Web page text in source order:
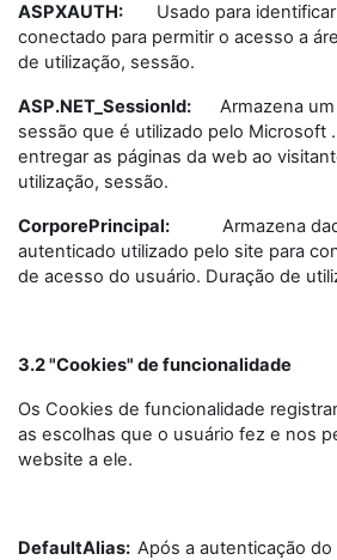
ASPXAUTH: Usado para identificar
conectado para permitir o acesso a
de utilização, sessão.
ASP.NET_SessionId: Armazena um
sessão que é utilizado pelo Microsoft
entregar as páginas da web ao
utilização, sessão.
CorporePrincipal: Armazena
autenticado utilizado pelo site para
de acesso do usuário. Duração de
3.2 "Cookies" de funcionalidade
Os Cookies de funcionalidade
as escolhas que o usuário fez e nos
website a ele.
DefaultAlias: Após a autenticação do